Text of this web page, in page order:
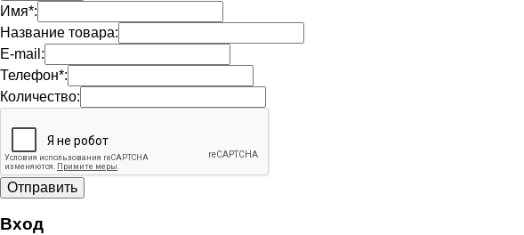
Имя*:
Название товара:
E-mail:
Телефон*:
Количество:
Вход